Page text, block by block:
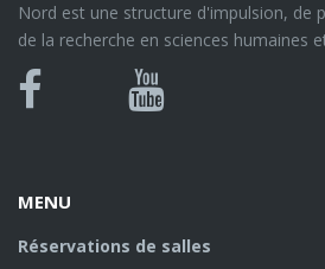
Nord est une structure d'impulsion, de
de la recherche en sciences humaines
Bluesky
Canal
MENU
Réservations de salles